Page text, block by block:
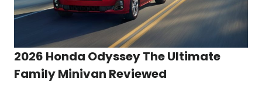
2026 Honda Odyssey The Ultimate
Family Minivan Reviewed